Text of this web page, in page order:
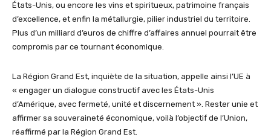
États-Unis, ou encore les vins et spiritueux, patrimoine français
d’excellence, et enfin la métallurgie, pilier industriel du territoire.
Plus d’un milliard d’euros de chiffre d’affaires annuel pourrait être
compromis par ce tournant économique.
La Région Grand Est, inquiète de la situation, appelle ainsi l’UE à
« engager un dialogue constructif avec les États-Unis
d’Amérique, avec fermeté, unité et discernement ». Rester unie et
affirmer sa souveraineté économique, voilà l’objectif de l’Union,
réaffirmé par la Région Grand Est.